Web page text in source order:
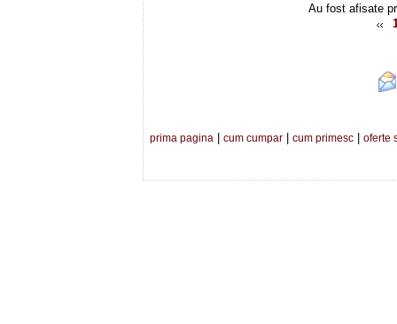
Au fost afisate
prima pagina cum cumpar cum primesc oferte